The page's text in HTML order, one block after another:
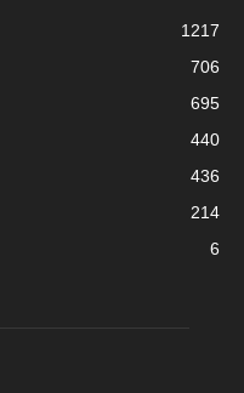
1217
706
695
440
436
214
6